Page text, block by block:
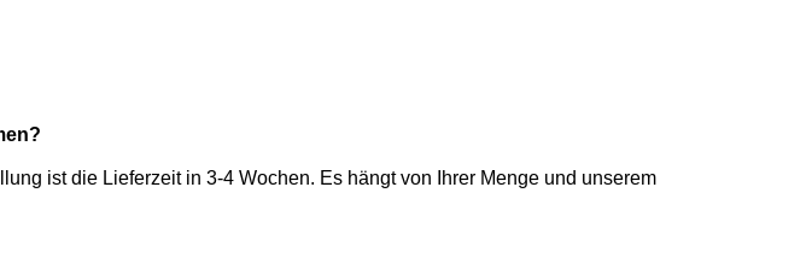
ist die Lieferzeit in 3-4 Wochen. Es hängt von Ihrer Menge und unserem